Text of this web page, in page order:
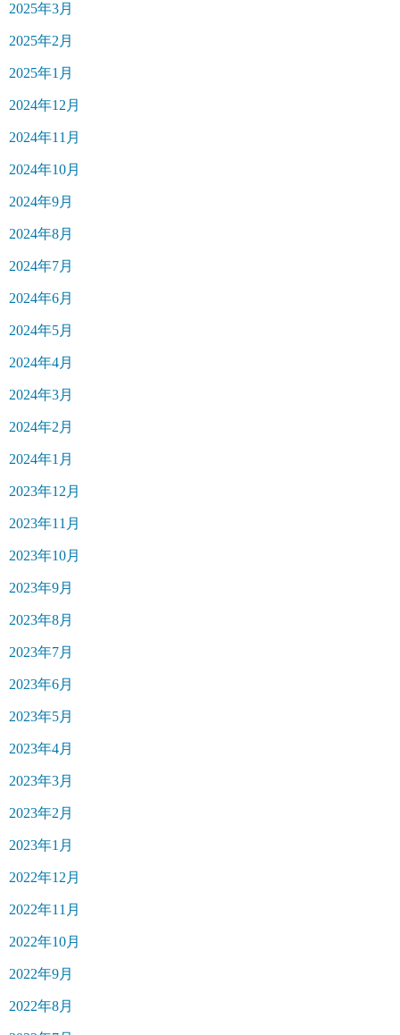
2025年3月
2025年2月
2025年1月
2024年12月
2024年11月
2024年10月
2024年9月
2024年8月
2024年7月
2024年6月
2024年5月
2024年4月
2024年3月
2024年2月
2024年1月
2023年12月
2023年11月
2023年10月
2023年9月
2023年8月
2023年7月
2023年6月
2023年5月
2023年4月
2023年3月
2023年2月
2023年1月
2022年12月
2022年11月
2022年10月
2022年9月
2022年8月